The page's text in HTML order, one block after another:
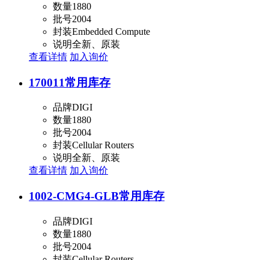
数量1880
批号2004
封装Embedded Compute
说明全新、原装
查看详情 加入询价
170011常用库存
品牌DIGI
数量1880
批号2004
封装Cellular Routers
说明全新、原装
查看详情 加入询价
1002-CMG4-GLB常用库存
品牌DIGI
数量1880
批号2004